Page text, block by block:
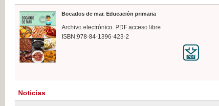
Bocados de mar. Educación primaria
Archivo electrónico. PDF acceso libre
ISBN:978-84-1396-423-2
Noticias